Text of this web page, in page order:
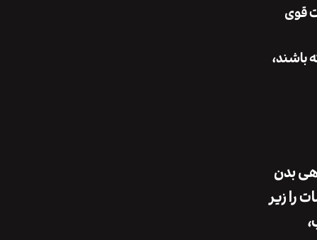
قوی
باشند،
بدن
را زیر